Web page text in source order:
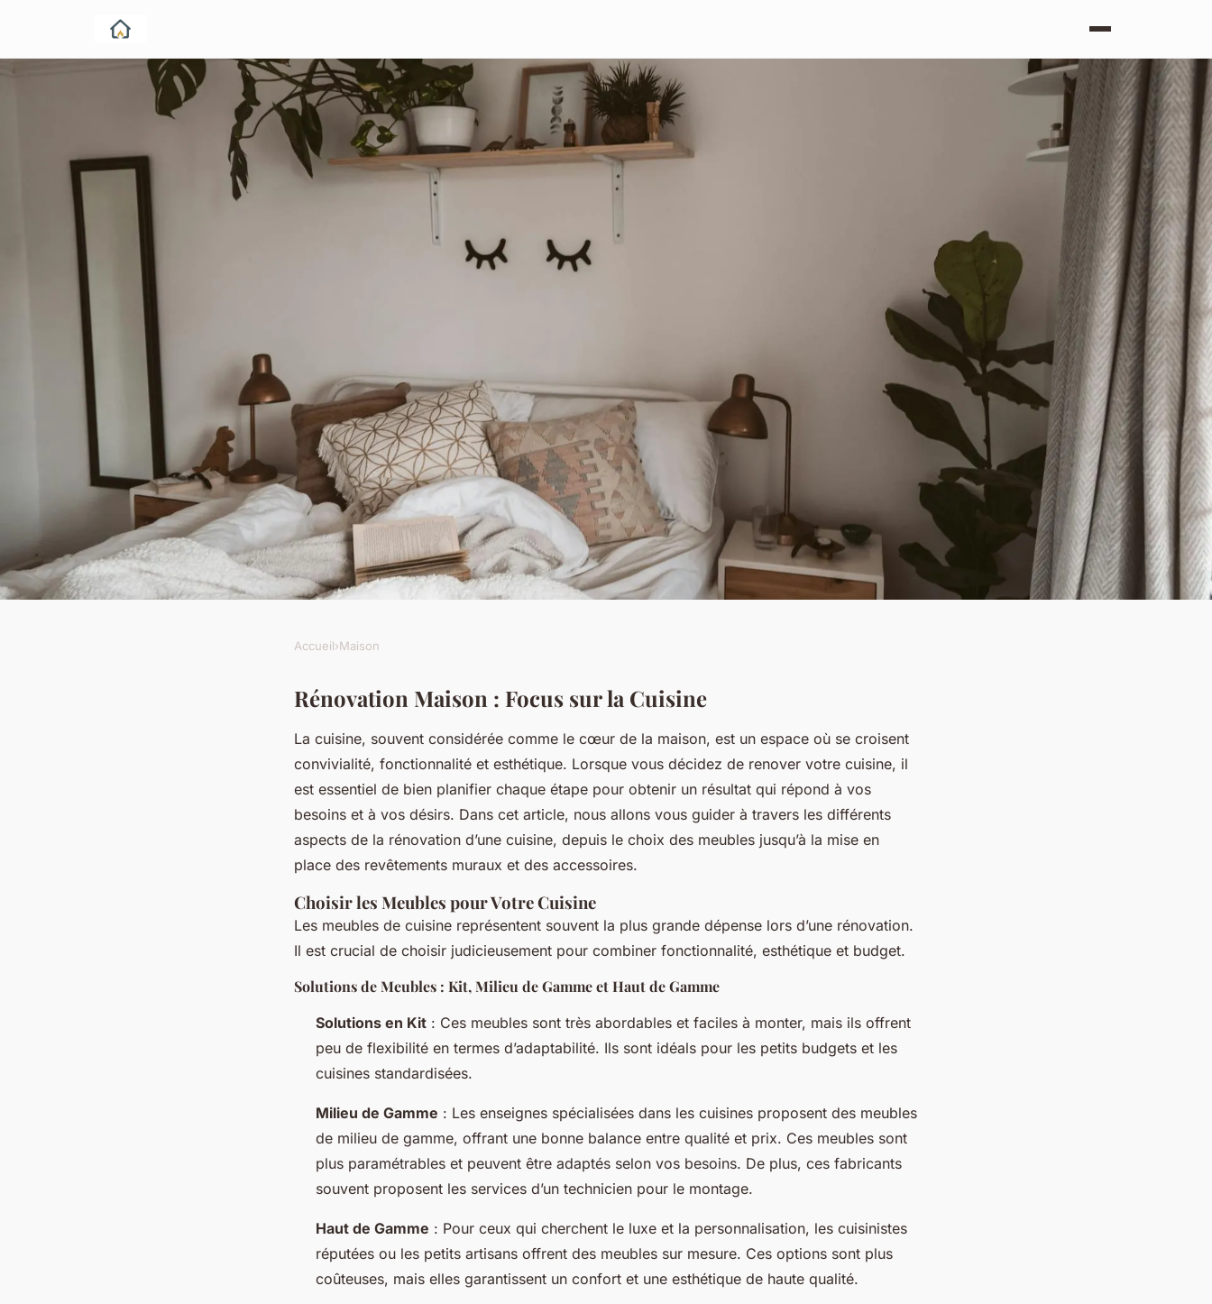
Rénovation maison : focus sur la
Accueil›Maison
Rénovation Maison : Focus sur la Cuisine
La cuisine, souvent considérée comme le cœur de la maison, est un espace où se croisent
convivialité, fonctionnalité et esthétique. Lorsque vous décidez de renover votre cuisine, il
est essentiel de bien planifier chaque étape pour obtenir un résultat qui répond à vos
besoins et à vos désirs. Dans cet article, nous allons vous guider à travers les différents
aspects de la rénovation d’une cuisine, depuis le choix des meubles jusqu’à la mise en
place des revêtements muraux et des accessoires.
Choisir les Meubles pour Votre Cuisine
Les meubles de cuisine représentent souvent la plus grande dépense lors d’une rénovation.
Il est crucial de choisir judicieusement pour combiner fonctionnalité, esthétique et budget.
Solutions de Meubles : Kit, Milieu de Gamme et Haut de Gamme
Solutions en Kit : Ces meubles sont très abordables et faciles à monter, mais ils offrent
peu de flexibilité en termes d’adaptabilité. Ils sont idéals pour les petits budgets et les
cuisines standardisées.
Milieu de Gamme : Les enseignes spécialisées dans les cuisines proposent des meubles
de milieu de gamme, offrant une bonne balance entre qualité et prix. Ces meubles sont
plus paramétrables et peuvent être adaptés selon vos besoins. De plus, ces fabricants
souvent proposent les services d’un technicien pour le montage.
Haut de Gamme : Pour ceux qui cherchent le luxe et la personnalisation, les cuisinistes
réputées ou les petits artisans offrent des meubles sur mesure. Ces options sont plus
coûteuses, mais elles garantissent un confort et une esthétique de haute qualité.